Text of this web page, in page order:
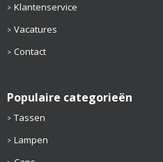
Klantenservice
Vacatures
Contact
Populaire categorieën
Tassen
Lampen